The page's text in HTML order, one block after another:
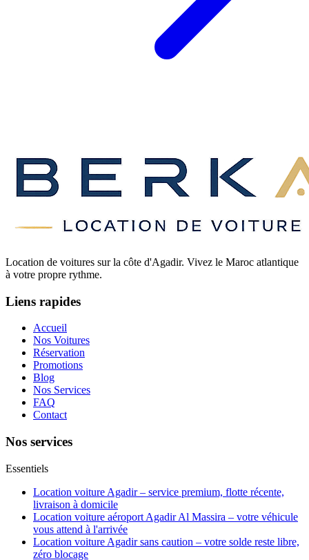
Location de voitures sur la côte d'Agadir. Vivez le Maroc atlantique
à votre propre rythme.
Liens rapides
Accueil
Nos Voitures
Réservation
Promotions
Blog
Nos Services
FAQ
Contact
Nos services
Essentiels
Location voiture Agadir – service premium, flotte récente,
livraison à domicile
Location voiture aéroport Agadir Al Massira – votre véhicule
vous attend à l'arrivée
Location voiture Agadir sans caution – votre solde reste libre,
zéro blocage